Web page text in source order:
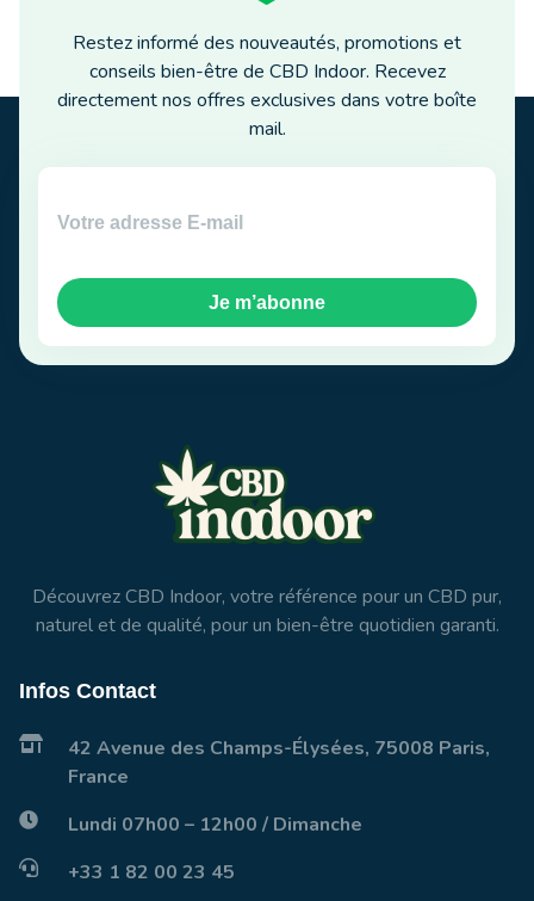
Restez informé des nouveautés, promotions et
conseils bien-être de CBD Indoor. Recevez
directement nos offres exclusives dans votre boîte
mail.
Je m’abonne
Découvrez CBD Indoor, votre référence pour un CBD pur,
naturel et de qualité, pour un bien-être quotidien garanti.
Infos Contact
42 Avenue des Champs-Élysées, 75008 Paris,
France
Lundi 07h00 – 12h00 / Dimanche
+33 1 82 00 23 45